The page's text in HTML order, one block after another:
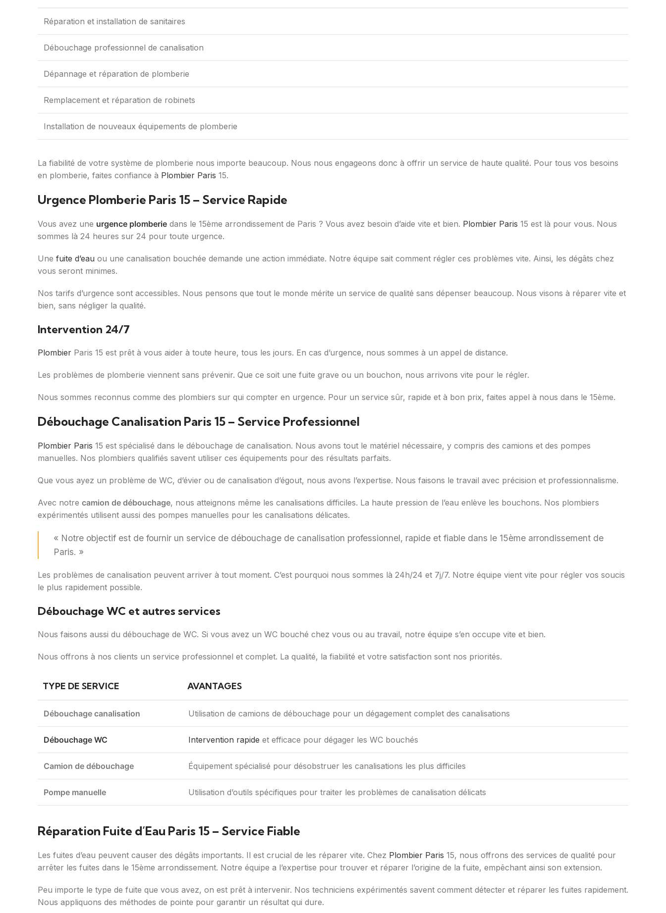
Réparation et installation de sanitaires
Débouchage professionnel de canalisation
Dépannage et réparation de plomberie
Remplacement et réparation de robinets
Installation de nouveaux équipements de plomberie
La fiabilité de votre système de plomberie nous importe beaucoup. Nous nous engageons donc à offrir un service de haute qualité. Pour tous vos besoins
en plomberie, faites confiance à Plombier Paris 15.
Urgence Plomberie Paris 15 – Service Rapide
Vous avez une urgence plomberie dans le 15ème arrondissement de Paris ? Vous avez besoin d’aide vite et bien. Plombier Paris 15 est là pour vous. Nous
sommes là 24 heures sur 24 pour toute urgence.
Une fuite d’eau ou une canalisation bouchée demande une action immédiate. Notre équipe sait comment régler ces problèmes vite. Ainsi, les dégâts chez
vous seront minimes.
Nos tarifs d’urgence sont accessibles. Nous pensons que tout le monde mérite un service de qualité sans dépenser beaucoup. Nous visons à réparer vite et
bien, sans négliger la qualité.
Intervention 24/7
Plombier Paris 15 est prêt à vous aider à toute heure, tous les jours. En cas d’urgence, nous sommes à un appel de distance.
Les problèmes de plomberie viennent sans prévenir. Que ce soit une fuite grave ou un bouchon, nous arrivons vite pour le régler.
Nous sommes reconnus comme des plombiers sur qui compter en urgence. Pour un service sûr, rapide et à bon prix, faites appel à nous dans le 15ème.
Débouchage Canalisation Paris 15 – Service Professionnel
Plombier Paris 15 est spécialisé dans le débouchage de canalisation. Nous avons tout le matériel nécessaire, y compris des camions et des pompes
manuelles. Nos plombiers qualifiés savent utiliser ces équipements pour des résultats parfaits.
Que vous ayez un problème de WC, d’évier ou de canalisation d’égout, nous avons l’expertise. Nous faisons le travail avec précision et professionnalisme.
Avec notre camion de débouchage, nous atteignons même les canalisations difficiles. La haute pression de l’eau enlève les bouchons. Nos plombiers
expérimentés utilisent aussi des pompes manuelles pour les canalisations délicates.
« Notre objectif est de fournir un service de débouchage de canalisation professionnel, rapide et fiable dans le 15ème arrondissement de
Paris. »
Les problèmes de canalisation peuvent arriver à tout moment. C’est pourquoi nous sommes là 24h/24 et 7j/7. Notre équipe vient vite pour régler vos soucis
le plus rapidement possible.
Débouchage WC et autres services
Nous faisons aussi du débouchage de WC. Si vous avez un WC bouché chez vous ou au travail, notre équipe s’en occupe vite et bien.
Nous offrons à nos clients un service professionnel et complet. La qualité, la fiabilité et votre satisfaction sont nos priorités.
TYPE DE SERVICE AVANTAGES
Débouchage canalisation Utilisation de camions de débouchage pour un dégagement complet des canalisations
Débouchage WC Intervention rapide et efficace pour dégager les WC bouchés
Camion de débouchage Équipement spécialisé pour désobstruer les canalisations les plus difficiles
Pompe manuelle Utilisation d’outils spécifiques pour traiter les problèmes de canalisation délicats
Réparation Fuite d’Eau Paris 15 – Service Fiable
Les fuites d’eau peuvent causer des dégâts importants. Il est crucial de les réparer vite. Chez Plombier Paris 15, nous offrons des services de qualité pour
arrêter les fuites dans le 15ème arrondissement. Notre équipe a l’expertise pour trouver et réparer l’origine de la fuite, empêchant ainsi son extension.
Peu importe le type de fuite que vous avez, on est prêt à intervenir. Nos techniciens expérimentés savent comment détecter et réparer les fuites rapidement.
Nous appliquons des méthodes de pointe pour garantir un résultat qui dure.